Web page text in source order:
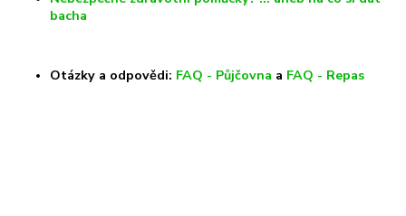
bacha
Otázky a odpovědi: FAQ - Půjčovna a FAQ - Repas